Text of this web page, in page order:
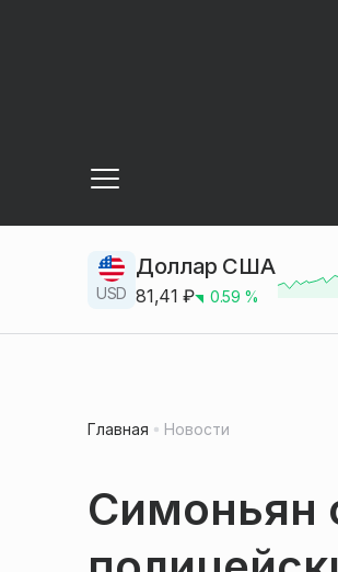
USD
Доллар США
81,41 ₽ 0.59 %
Главная Новости
Симоньян